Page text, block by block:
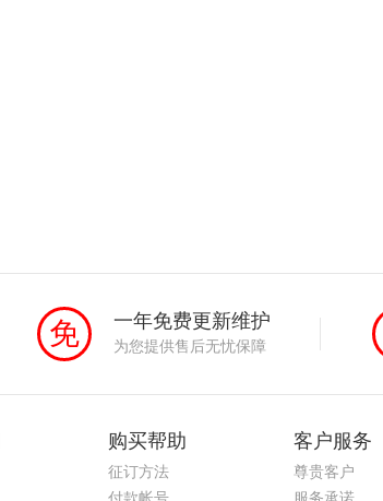
免 一年免费更新维护
为您提供售后无忧保障
购买帮助
征订方法
客户服务
尊贵客户